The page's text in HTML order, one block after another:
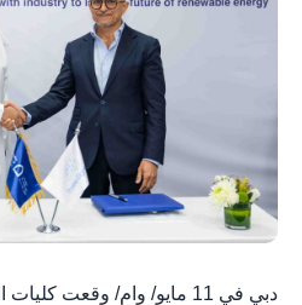
دبي في 11 مايو/ وام/ وقعت